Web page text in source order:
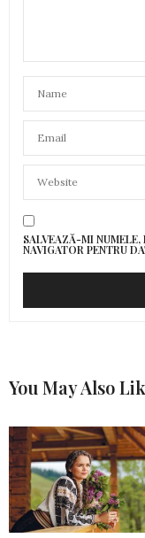
SALVEAZĂ-MI
NAVIGATOR PENTRU
You May Also